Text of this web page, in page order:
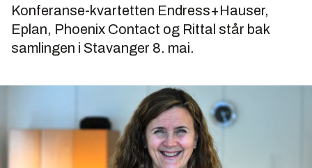
Konferanse-kvartetten Endress+Hauser,
Eplan, Phoenix Contact og Rittal står bak
samlingen i Stavanger 8. mai.